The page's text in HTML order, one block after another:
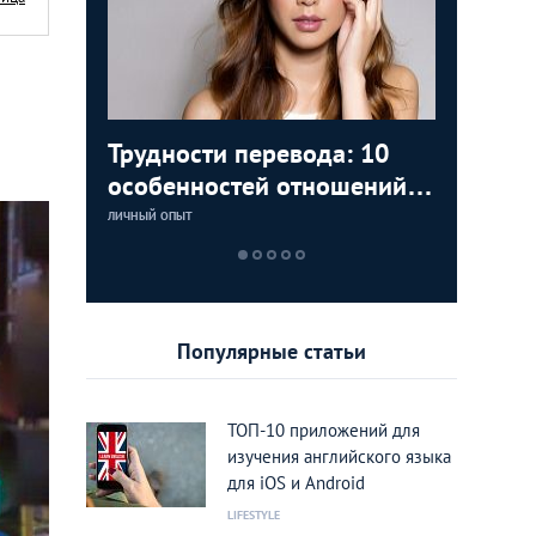
Трудности перевода: 10
особенностей отношений с
тайками
ЛИЧНЫЙ ОПЫТ
Популярные статьи
ТОП-10 приложений для
изучения английского языка
для iOS и Android
LIFESTYLE